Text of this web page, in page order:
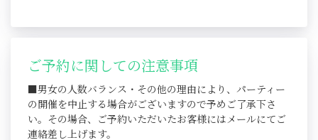
ご予約に関しての注意事項
■男女の人数バランス・その他の理由により、パーティー
の開催を中止する場合がございますので予めご了承下さ
い。その場合、ご予約いただいたお客様にはメールにてご
連絡差し上げます。